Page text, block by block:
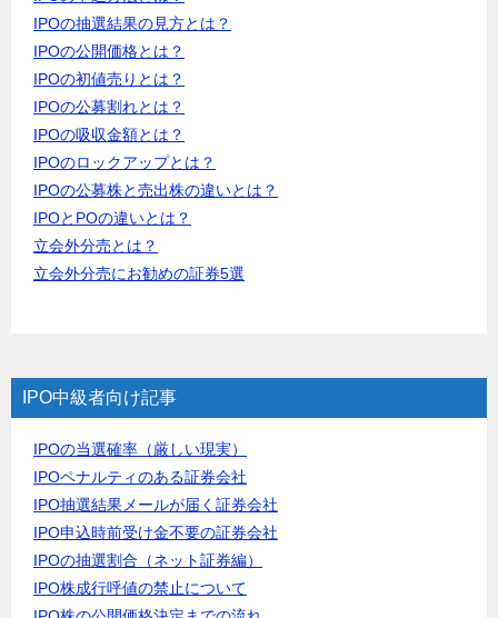
IPOの抽選結果の見方とは？
IPOの公開価格とは？
IPOの初値売りとは？
IPOの公募割れとは？
IPOの吸収金額とは？
IPOのロックアップとは？
IPOの公募株と売出株の違いとは？
IPOとPOの違いとは？
立会外分売とは？
立会外分売にお勧めの証券5選
IPO中級者向け記事
IPOの当選確率（厳しい現実）
IPOペナルティのある証券会社
IPO抽選結果メールが届く証券会社
IPO申込時前受け金不要の証券会社
IPOの抽選割合（ネット証券編）
IPO株成行呼値の禁止について